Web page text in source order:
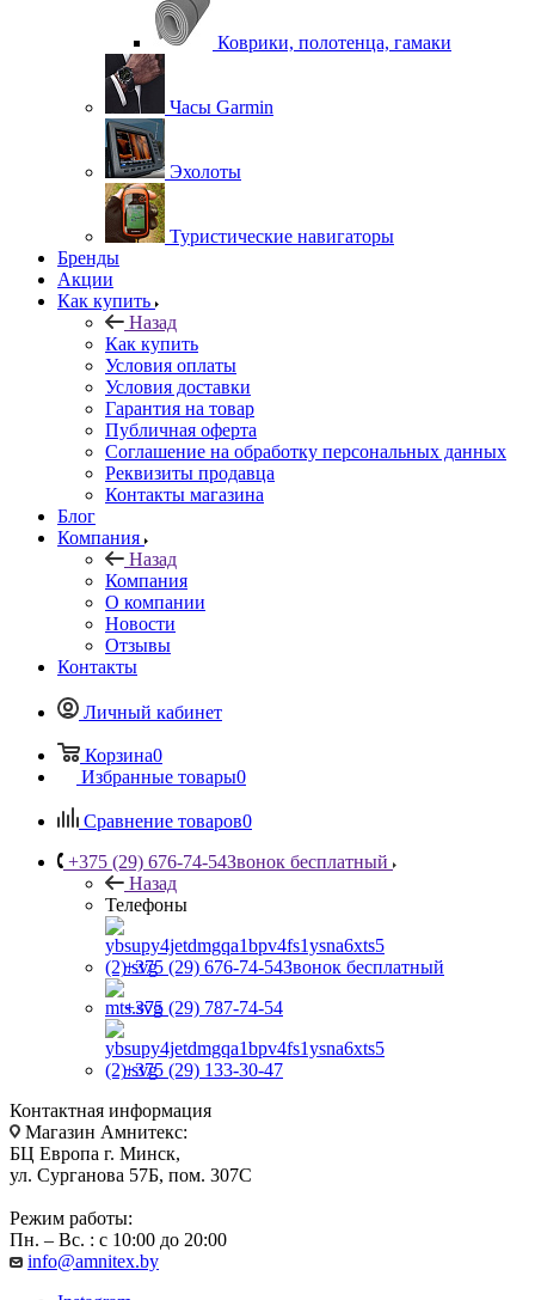
Коврики, полотенца, гамаки
Часы Garmin
Эхолоты
Туристические навигаторы
Бренды
Акции
Как купить
Назад
Как купить
Условия оплаты
Условия доставки
Гарантия на товар
Публичная оферта
Соглашение на обработку персональных данных
Реквизиты продавца
Контакты магазина
Блог
Компания
Назад
Компания
О компании
Новости
Отзывы
Контакты
Личный кабинет
Корзина0
Избранные товары0
Сравнение товаров0
+375 (29) 676-74-54Звонок бесплатный
Назад
Телефоны
+375 (29) 676-74-54Звонок бесплатный
+375 (29) 787-74-54
+375 (29) 133-30-47
Контактная информация
Магазин Амнитекс:
БЦ Европа г. Минск,
ул. Сурганова 57Б, пом. 307С
Режим работы:
Пн. – Вс. : с 10:00 до 20:00
info@amnitex.by